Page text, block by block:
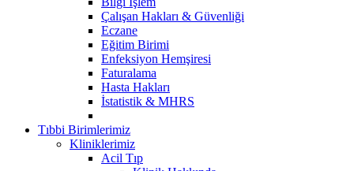
Çalışan Hakları & Güvenliği
Eczane
Eğitim Birimi
Enfeksiyon Hemşiresi
Faturalama
Hasta Hakları
İstatistik & MHRS
Tıbbi Birimlerimiz
Kliniklerimiz
Acil Tıp